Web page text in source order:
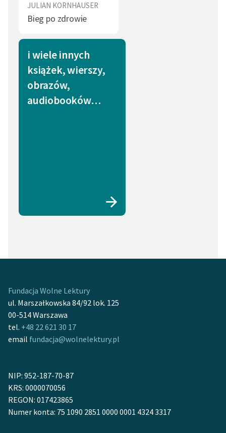
JULIAN KORNHAUSER
Bieg po zdrowie
i wiele innych
książek, wierszy,
obrazów,
audiobooków…
Fundacja Wolne Lektury
ul. Marszałkowska 84/92 lok. 125
00-514 Warszawa
tel. +48 22 621 30 17
email fundacja@wolnelektury.pl
NIP: 952-187-70-87
KRS: 0000070056
REGON: 017423865
Numer konta: 75 1090 2851 0000 0001 4324 3317